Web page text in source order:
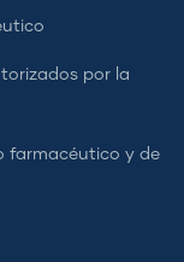
por la
farmacéutico y de